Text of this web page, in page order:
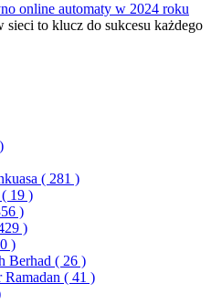
online automaty w 2024 roku
to klucz do sukcesu każdego
( 281 )
( 19 )
)
)
)
Berhad ( 26 )
Ramadan ( 41 )